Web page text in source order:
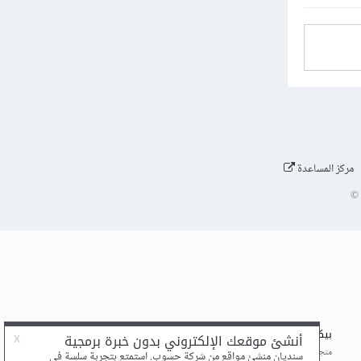
مركز المساعدة
©